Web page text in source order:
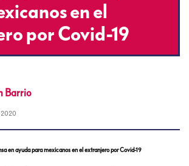
en el
por Covid-19
Barrio
2020
en ayuda para mexicanos en el extranjero por Covid-19